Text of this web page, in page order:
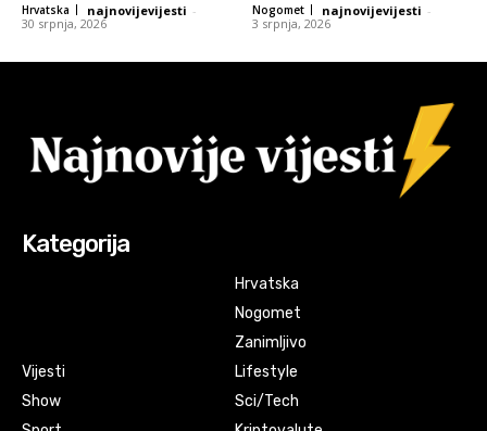
Hrvatska najnovijevijesti -
30 srpnja, 2026
Nogomet najnovijevijesti -
3 srpnja, 2026
Kategorija
Vijesti
Show
Hrvatska
Nogomet
Zanimljivo
Lifestyle
Sci/Tech